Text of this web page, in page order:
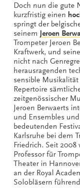
Doch nun die gute
kurzfristig einen
springt der
seinem Jeroen
Trompeter Jeroen
Kraftwerk, und
nicht nach
herausragenden
sensible
Repertoire
zeitgenössischer
Jeroen Berwaerts
und Ensembles
bedeutenden
Karlsruhe bei dem
Friedrich. Seit 2008
Professor für
Theater in
an der Royal
Solobläsern